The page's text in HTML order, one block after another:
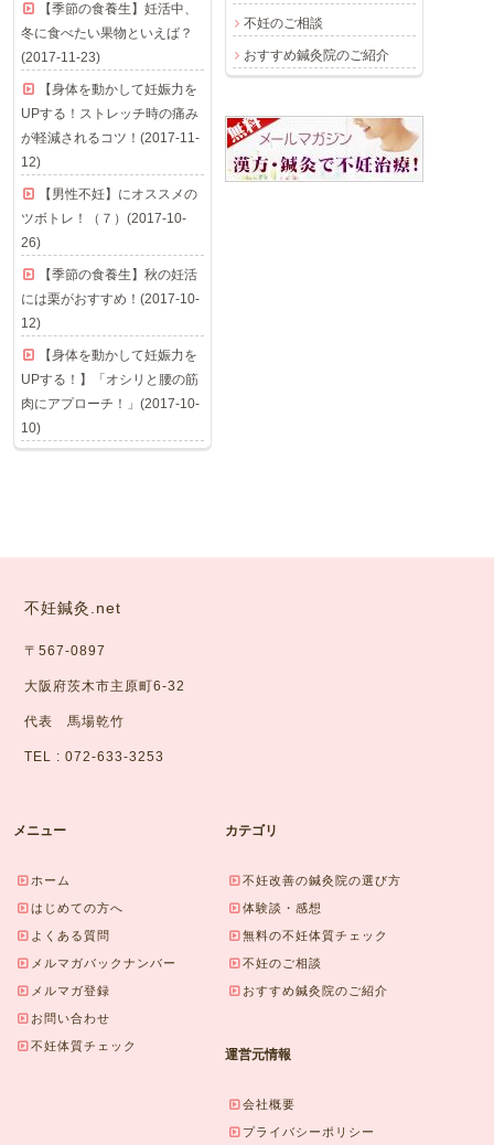
不妊のご相談
おすすめ鍼灸院のご紹介
【季節の食養生】妊活中、
冬に食べたい果物といえば？
(2017-11-23)
【身体を動かして妊娠力を
UPする！ストレッチ時の痛み
が軽減されるコツ！(2017-11-
12)
【男性不妊】にオススメの
ツボトレ！（７）(2017-10-
26)
【季節の食養生】秋の妊活
には栗がおすすめ！(2017-10-
12)
【身体を動かして妊娠力を
UPする！】「オシリと腰の筋
肉にアプローチ！」(2017-10-
10)
不妊鍼灸.net
〒567-0897
大阪府茨木市主原町6-32
代表 馬場乾竹
TEL : 072-633-3253
メニュー
ホーム
はじめての方へ
よくある質問
メルマガバックナンバー
メルマガ登録
お問い合わせ
不妊体質チェック
カテゴリ
不妊改善の鍼灸院の選び方
体験談・感想
無料の不妊体質チェック
不妊のご相談
おすすめ鍼灸院のご紹介
運営元情報
会社概要
プライバシーポリシー